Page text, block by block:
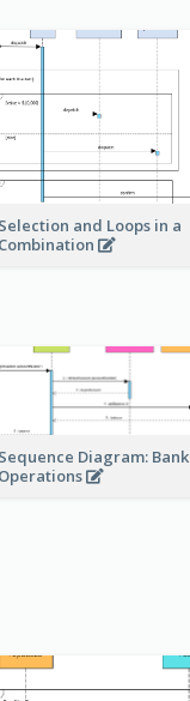
Selection and Loops in a
Combination
Sequence Diagram: Bank
Operations